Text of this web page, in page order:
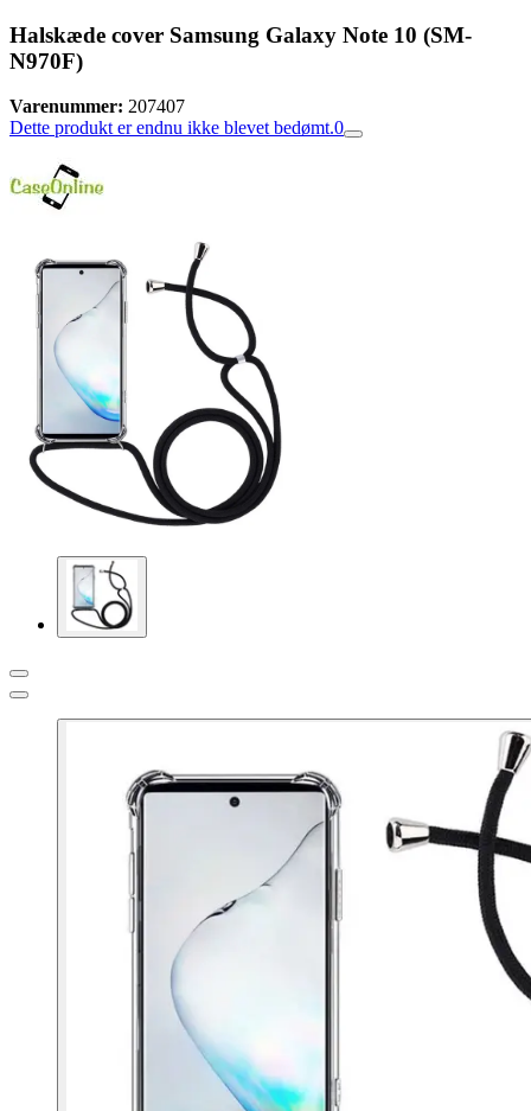
Halskæde cover Samsung Galaxy Note 10 (SM-
N970F)
Varenummer: 207407
Dette produkt er endnu ikke blevet bedømt.0